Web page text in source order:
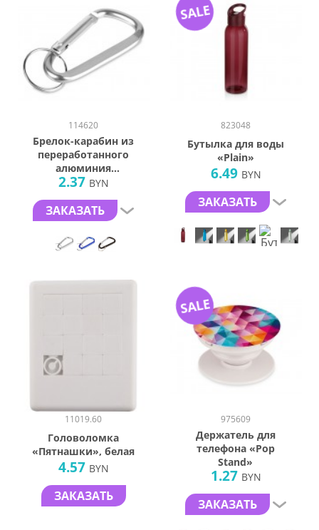
114620
Брелок-карабин из
переработанного
алюминия
«Alumina»
2.37 BYN
ЗАКАЗАТЬ
823048
Бутылка для воды
«Plain»
6.49 BYN
ЗАКАЗАТЬ
SALE
11019.60
Головоломка
«Пятнашки», белая
4.57 BYN
ЗАКАЗАТЬ
975609
Держатель для
телефона «Pop
Stand»
1.27 BYN
ЗАКАЗАТЬ
SALE